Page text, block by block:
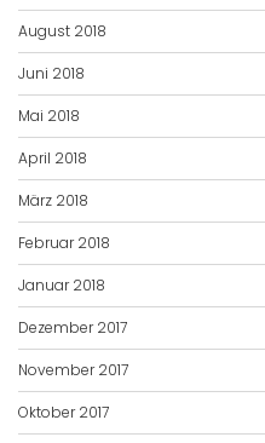
August 2018
Juni 2018
Mai 2018
April 2018
März 2018
Februar 2018
Januar 2018
Dezember 2017
November 2017
Oktober 2017